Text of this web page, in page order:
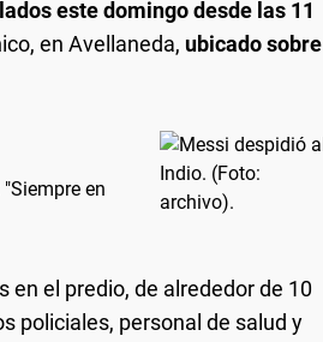
este domingo desde las 11
en Avellaneda, ubicado sobre
en
el predio, de alrededor de 10
policiales, personal de salud y